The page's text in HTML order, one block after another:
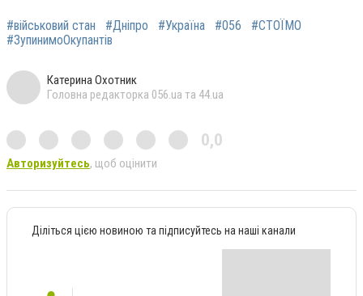
#військовий стан #Дніпро #Україна #056
#СТОЇМО
#ЗупинимоОкупантів
Катерина Охотник
Головна редакторка 056.ua та 44.ua
0,0
Авторизуйтесь, щоб оцінити
Діліться цією новиною та підписуйтесь на наші канали